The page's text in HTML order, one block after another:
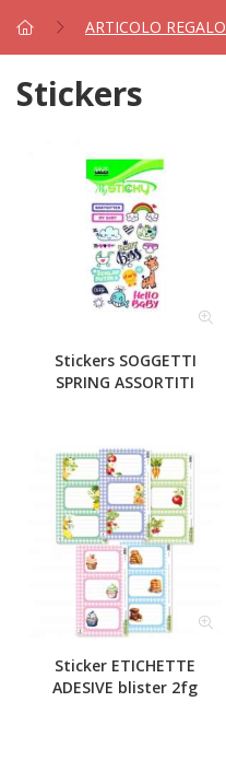
ARTICOLO REGALO
Stickers
Stickers SOGGETTI
SPRING ASSORTITI
Sticker ETICHETTE
ADESIVE blister 2fg